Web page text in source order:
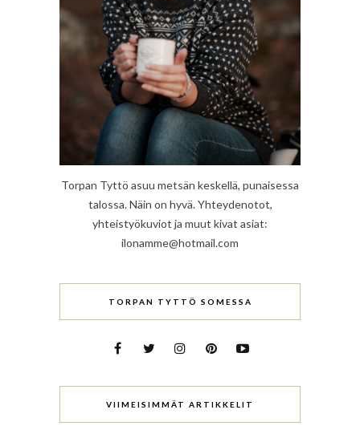
Torpan Tyttö asuu metsän keskellä, punaisessa
talossa. Näin on hyvä. Yhteydenotot,
yhteistyökuviot ja muut kivat asiat:
ilonamme@hotmail.com
TORPAN TYTTÖ SOMESSA
VIIMEISIMMÄT ARTIKKELIT